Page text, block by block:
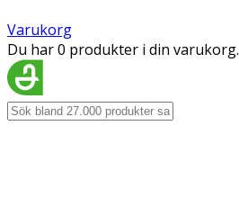
Varukorg
Du har 0 produkter i din varukorg.